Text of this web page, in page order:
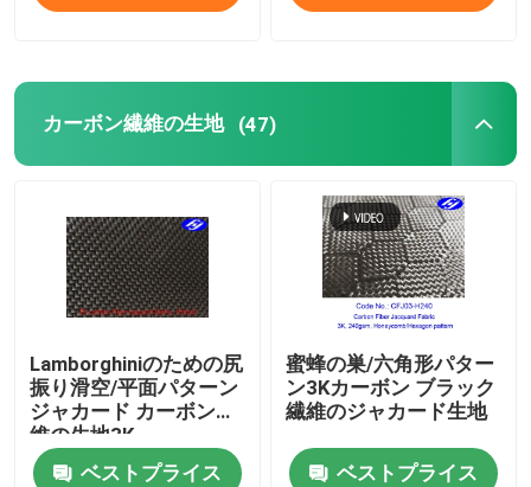
カーボン繊維の生地 (47)
Lamborghiniのための尻
振り滑空/平面パターン
ジャカード カーボン繊
維の生地3K
ベストプライス
蜜蜂の巣/六角形パター
ン3Kカーボン ブラック
繊維のジャカード生地
ベストプライス